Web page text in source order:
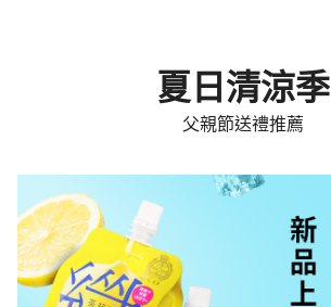
夏日清涼季
父親節送禮推薦